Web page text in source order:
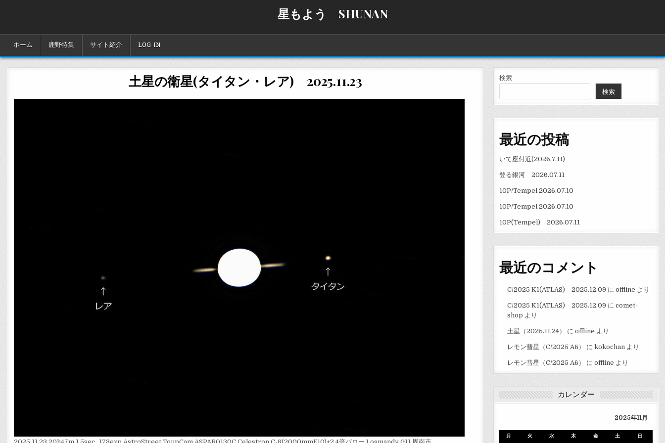
星もよう SHUNAN
ホーム 鹿野特集 サイト紹介 LOG IN
土星の衛星(タイタン・レア) 2025.11.23 検索
検索
最近の投稿
いて座付近(2026.7.11)
登る銀河 2026.07.11
10P/Tempel 2026.07.10
10P/Tempel 2026.07.10
10P(Tempel) 2026.07.11
最近のコメント
C/2025 K1(ATLAS) 2025.12.09 に offline より
C/2025 K1(ATLAS) 2025.12.09 に comet-
shop より
土星（2025.11.24） に offline より
レモン彗星（C/2025 A6） に kokochanより
レモン彗星（C/2025 A6） に offline より
カレンダー
2025年11月
月 火 水 木 金 土 日